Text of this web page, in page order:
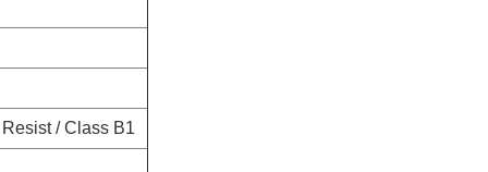
/ Class B1